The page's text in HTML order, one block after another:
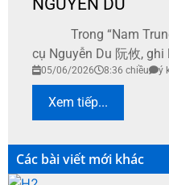
NGUYỄN DU
Trong “Nam Trung
cụ Nguyễn Du 阮攸,
05/06/2026 8:36 chiều ý
Xem tiếp...
Các bài viết mới khác